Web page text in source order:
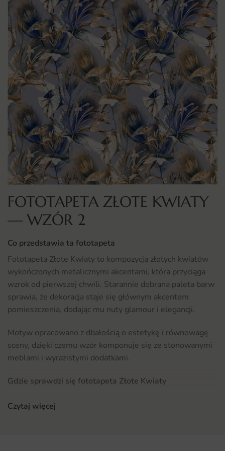
FOTOTAPETA ZŁOTE KWIATY
— WZÓR 2
Co przedstawia ta fototapeta
Fototapeta Złote Kwiaty to kompozycja złotych kwiatów
wykończonych metalicznymi akcentami, która przyciąga
wzrok od pierwszej chwili. Starannie dobrana paleta barw
sprawia, że dekoracja staje się głównym akcentem
pomieszczenia, dodając mu nuty glamour i elegancji.
Motyw opracowano z dbałością o estetykę i równowagę
sceny, dzięki czemu wzór komponuje się ze stonowanymi
meblami i wyrazistymi dodatkami.
Gdzie sprawdzi się fototapeta Złote Kwiaty
przestrzeni luksusowych wnętrz w stylu glamour.
Czytaj więcej